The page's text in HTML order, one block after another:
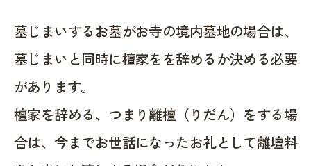
墓じまいするお墓がお寺の境内墓地の場合は、
墓じまいと同時に檀家をを辞めるか決める必要
があります。
檀家を辞める、つまり離檀（りだん）をする場
合は、今までお世話になったお礼として離壇料